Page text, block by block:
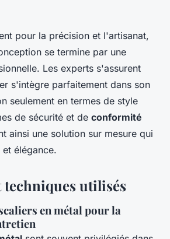
pour la précision et l'artisanat,
se termine par une
Les experts s'assurent
s'intègre parfaitement dans son
seulement en termes de style
de sécurité et de conformité
ainsi une solution sur mesure qui
élégance.
techniques utilisés
en métal pour la